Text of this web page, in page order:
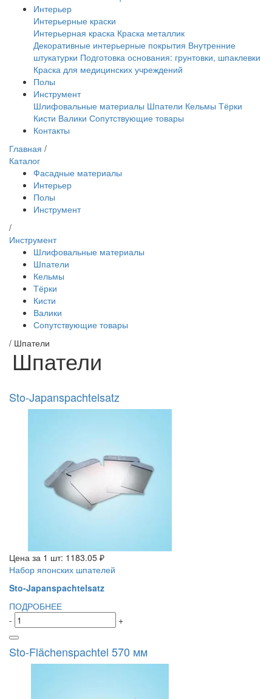
Интерьер
Интерьерные краски
Интерьерная краска Краска металлик
Декоративные интерьерные покрытия Внутренние
штукатурки Подготовка основания: грунтовки, шпаклевки
Краска для медицинских учреждений
Полы
Инструмент
Шлифовальные материалы Шпатели Кельмы Тёрки
Кисти Валики Сопутствующие товары
Контакты
Главная /
Каталог
Фасадные материалы
Интерьер
Полы
Инструмент
/
Инструмент
Шлифовальные материалы
Шпатели
Кельмы
Тёрки
Кисти
Валики
Сопутствующие товары
/ Шпатели
Шпатели
Sto-Japanspachtelsatz
Цена за 1 шт: 1183.05 ₽
Набор японских шпателей
Sto-Japanspachtelsatz
ПОДРОБНЕЕ
-
+
Sto-Flächenspachtel 570 мм